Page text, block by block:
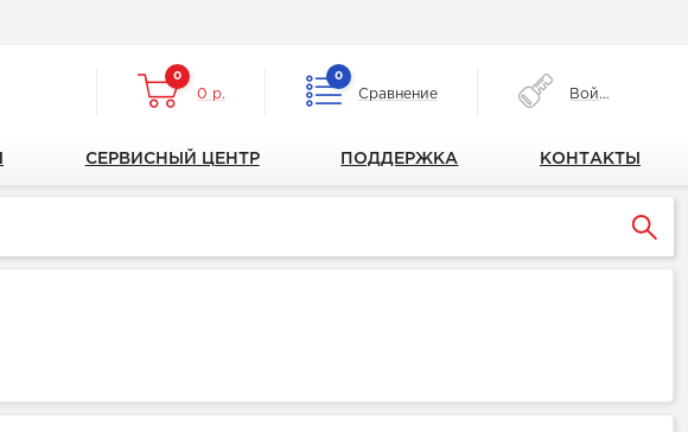
0
0 р.
0
Сравнение Войти
СЕРВИСНЫЙ ЦЕНТР ПОДДЕРЖКА КОНТАКТЫ